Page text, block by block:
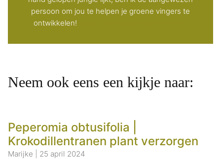
persoon om jou te helpen je groene vingers te
ontwikkelen!
Neem ook eens een kijkje naar:
Peperomia obtusifolia |
Krokodillentranen plant verzorgen
Marijke 25 april 2024